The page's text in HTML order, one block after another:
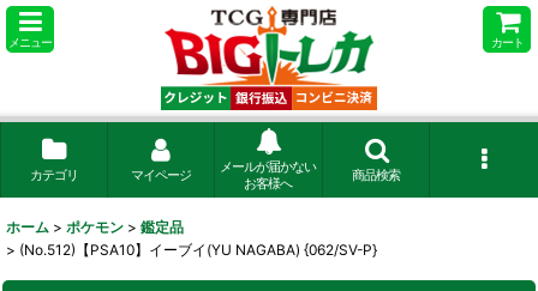
メニュー カート
カテゴリ マイページ
メールが届かない
お客様へ
商品検索
ホーム > ポケモン > 鑑定品
> (No.512)【PSA10】イーブイ(YU NAGABA) {062/SV-P}